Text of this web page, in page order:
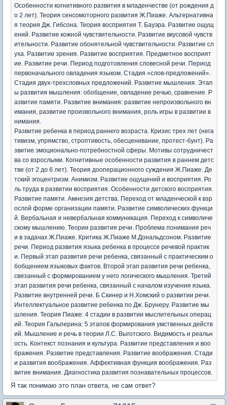
Особенности когнитивного развития в младенчестве (от рождения д
о 2 лет). Теория сенсомоторного развития Ж.Пиаже. Альтернативна
я теория Дж. Гибсона. Теория восприятия Т. Бауэра. Развитие ощущ
ений. Развитие кожной чувствительности. Развитие вкусовой чувств
ительности. Развитие обонятельной чувствительности. Развитие сл
уха. Развитие зрения. Развитие восприятия. Предметное восприят
ие. Развитие речи. Период подготовления словесной речи. Период
первоначального овладения языком. Стадия «слов-предложений».
Стадия двух-трехсловных предложений. Развитие мышления. Этап
ы развития мышления: обобщение, овладение речью, сравнение. Р
азвитие памяти. Развитие внимания: развитие непроизвольного вн
имания, развитие произвольного внимания, роль игры в развитии в
нимания.
Развитие ребенка в период раннего возраста. Кризис трех лет (нега
тивизм, упрямство, строптивость, обесценивание, протест-бунт). Ра
звитие эмоционально-потребностной сферы. Мотивы сотрудничест
ва со взрослыми. Когнитивные особенности развития в раннем детс
тве (от 2 до 6 лет). Теория дооперационного суждения Ж.Пиаже. Де
тский эгоцентризм. Анимизм. Развитие ощущений и восприятия. Ро
ль труда в развитии восприятия. Особенности детского восприятия.
Развитие памяти. Амнезия детства. Переход от младенческой к взр
ослой форме организации памяти. Развитие символических функци
й. Вербальная и невербальная коммуникация. Переход к символиче
скому мышлению. Теории развития речи. Проблема понимания реч
и в задачах Ж.Пиаже. Критика Ж.Пиаже М.Дональдсоном. Развитие
речи. Период развития языка ребенка в процессе речевой практик
и. Первый этап развития речи ребенка, связанный с практическим о
бобщением языковых фактов. Второй этап развития речи ребенка,
связанный с формированием у него логического мышления. Третий
этап развития речи ребенка, связанный с началом изучения языка.
Развитие внутренней речи. Б Скинер и Н.Хомский о развитии речи.
Интеллектуальное развитие ребенка по Дж. Брунеру. Развитие мы
шления. Теория Пиаже: 4 стадии в развитии мыслительных операц
ий. Теория Гальперина: 5 этапов формирования умственных действ
ий. Мышление и речь в теории Л.С. Выготского. Видимость и реальн
ость. Контекст познания и культура. Развитие представления и воо
бражения. Развитие представления. Развитие воображения. Стади
и развития воображения. Аффективная функция воображения. Раз
витие внимания. Диагностика развития познавательных процессов.
Я так понимаю это план ответа, не сам ответ?